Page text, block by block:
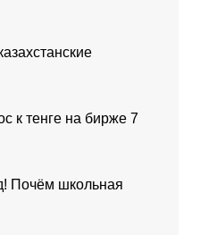
к тенге на бирже 7
Почём школьная